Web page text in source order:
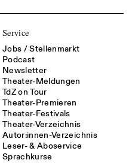
Service
Jobs / Stellenmarkt
Podcast
Newsletter
Theater-Meldungen
TdZ on Tour
Theater-Premieren
Theater-Festivals
Theater-Verzeichnis
Autor:innen-Verzeichnis
Leser- & Aboservice
Sprachkurse